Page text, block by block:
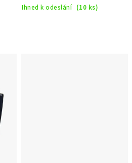
Ihned k odeslání (10 ks)